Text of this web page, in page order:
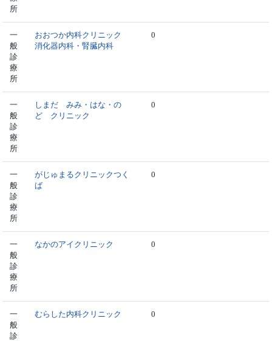
所
一
般
診
療
所
おおつか内科クリニック
消化器内科・腎臓内科
0
一
般
診
療
所
しまだ みみ・はな・の
ど クリニック
0
一
般
診
療
所
がじゅまるクリニックつく
ば
0
一
般
診
療
所
なかのアイクリニック 0
一
般
診
むらした内科クリニック 0